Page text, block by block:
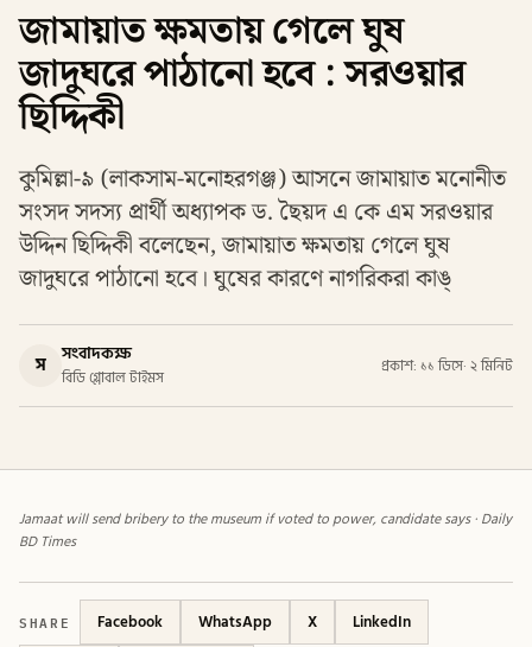
জামায়াত ক্ষমতায় গেলে ঘুষ
জাদুঘরে পাঠানো হবে : সরওয়ার
ছিদ্দিকী
কুমিল্লা-৯ (লাকসাম-মনোহরগঞ্জ) আসনে জামায়াত মনোনীত
সংসদ সদস্য প্রার্থী অধ্যাপক ড. ছৈয়দ এ কে এম সরওয়ার
উদ্দিন ছিদ্দিকী বলেছেন, জামায়াত ক্ষমতায় গেলে ঘুষ
জাদুঘরে পাঠানো হবে। ঘুষের কারণে নাগরিকরা কাঙ্
স সংবাদকক্ষ
বিডি গ্লোবাল টাইমস
প্রকাশ: ১১ ডিসে· ২ মিনিট
Jamaat will send bribery to the museum if voted to power, candidate says · Daily
BD Times
SHARE Facebook WhatsApp X
LinkedIn